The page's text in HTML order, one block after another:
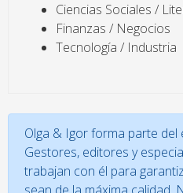
Ciencias Sociales /
Finanzas / Negocios
Tecnología / Industria
Olga & Igor forma parte del
Gestores, editores y
trabajan con él para